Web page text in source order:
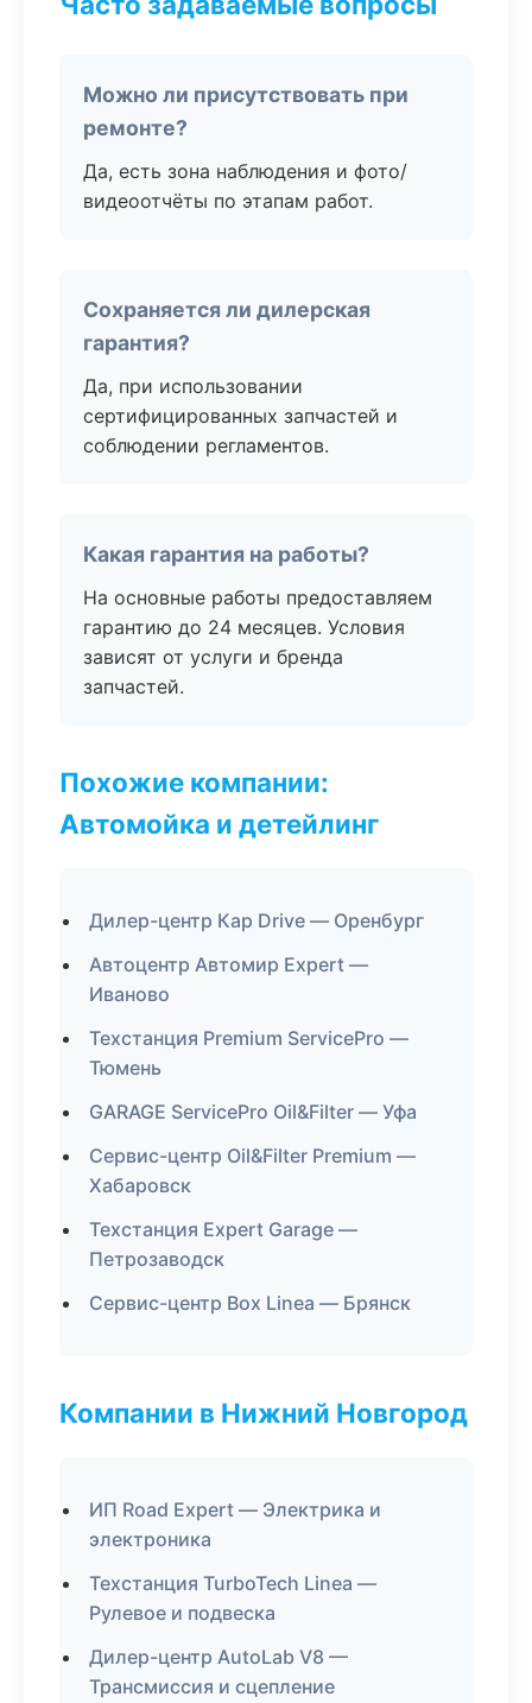
Можно ли присутствовать при
ремонте?
Да, есть зона наблюдения и фото/
видеоотчёты по этапам работ.
Сохраняется ли дилерская
гарантия?
Да, при использовании
сертифицированных запчастей и
соблюдении регламентов.
Какая гарантия на работы?
На основные работы предоставляем
гарантию до 24 месяцев. Условия
зависят от услуги и бренда
запчастей.
Похожие компании:
Автомойка и детейлинг
Дилер-центр Кар Drive — Оренбург
Автоцентр Автомир Expert —
Иваново
Техстанция Premium ServicePro —
Тюмень
GARAGE ServicePro Oil&Filter — Уфа
Сервис-центр Oil&Filter Premium —
Хабаровск
Техстанция Expert Garage —
Петрозаводск
Сервис-центр Box Linea — Брянск
Компании в Нижний Новгород
ИП Road Expert — Электрика и
электроника
Техстанция TurboTech Linea —
Рулевое и подвеска
Дилер-центр AutoLab V8 —
Трансмиссия и сцепление